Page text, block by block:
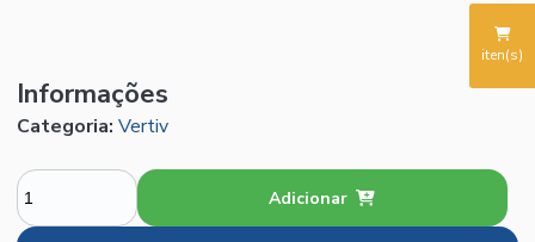
iten(s)
Informações
Categoria: Vertiv
Adicionar